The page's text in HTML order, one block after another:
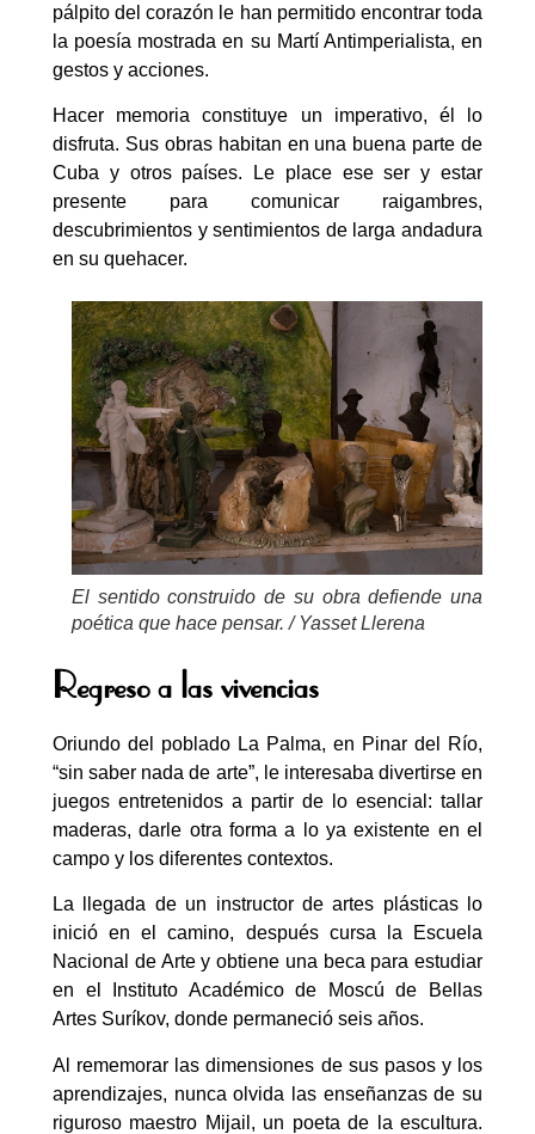
pálpito del corazón le han permitido encontrar toda
la poesía mostrada en su Martí Antimperialista, en
gestos y acciones.
Hacer memoria constituye un imperativo, él lo
disfruta. Sus obras habitan en una buena parte de
Cuba y otros países. Le place ese ser y estar
presente para comunicar raigambres,
descubrimientos y sentimientos de larga andadura
en su quehacer.
El sentido construido de su obra defiende una
poética que hace pensar. / Yasset Llerena
Regreso a las vivencias
Oriundo del poblado La Palma, en Pinar del Río,
“sin saber nada de arte”, le interesaba divertirse en
juegos entretenidos a partir de lo esencial: tallar
maderas, darle otra forma a lo ya existente en el
campo y los diferentes contextos.
La llegada de un instructor de artes plásticas lo
inició en el camino, después cursa la Escuela
Nacional de Arte y obtiene una beca para estudiar
en el Instituto Académico de Moscú de Bellas
Artes Suríkov, donde permaneció seis años.
Al rememorar las dimensiones de sus pasos y los
aprendizajes, nunca olvida las enseñanzas de su
riguroso maestro Mijail, un poeta de la escultura.